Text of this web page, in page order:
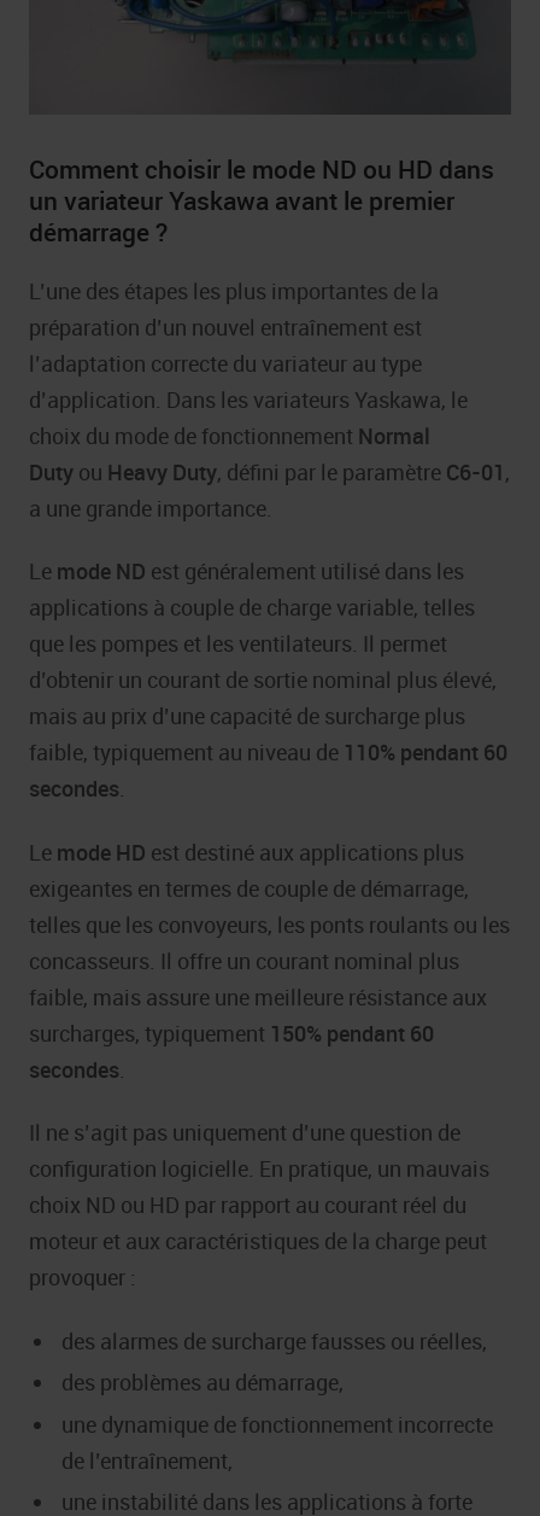
Comment choisir le mode ND ou HD dans
un variateur Yaskawa avant le premier
démarrage ?
L’une des étapes les plus importantes de la
préparation d’un nouvel entraînement est
l’adaptation correcte du variateur au type
d’application. Dans les variateurs Yaskawa, le
choix du mode de fonctionnement Normal
Duty ou Heavy Duty, défini par le paramètre C6-01,
a une grande importance.
Le mode ND est généralement utilisé dans les
applications à couple de charge variable, telles
que les pompes et les ventilateurs. Il permet
d’obtenir un courant de sortie nominal plus élevé,
mais au prix d’une capacité de surcharge plus
faible, typiquement au niveau de 110% pendant 60
secondes.
Le mode HD est destiné aux applications plus
exigeantes en termes de couple de démarrage,
telles que les convoyeurs, les ponts roulants ou les
concasseurs. Il offre un courant nominal plus
faible, mais assure une meilleure résistance aux
surcharges, typiquement 150% pendant 60
secondes
Il ne s’agit pas uniquement d’une question de
configuration logicielle. En pratique, un mauvais
choix ND ou HD par rapport au courant réel du
moteur et aux caractéristiques de la charge peut
provoquer :
des alarmes de surcharge fausses ou réelles,
des problèmes au démarrage,
une dynamique de fonctionnement incorrecte
de l’entraînement,
une instabilité dans les applications à forte